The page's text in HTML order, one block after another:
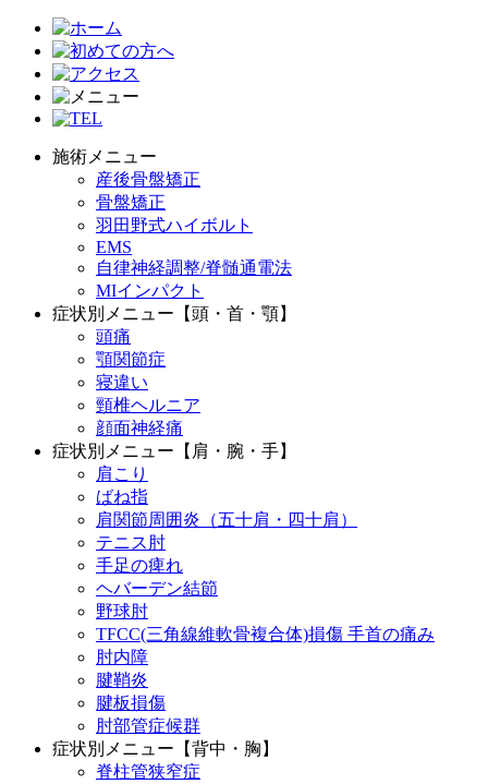
施術メニュー
産後骨盤矯正
骨盤矯正
羽田野式ハイボルト
EMS
自律神経調整/脊髄通電法
MIインパクト
症状別メニュー【頭・首・顎】
頭痛
顎関節症
寝違い
頸椎ヘルニア
顔面神経痛
症状別メニュー【肩・腕・手】
肩こり
ばね指
肩関節周囲炎（五十肩・四十肩）
テニス肘
手足の痺れ
ヘバーデン結節
野球肘
TFCC(三角線維軟骨複合体)損傷 手首の痛み
肘内障
腱鞘炎
腱板損傷
肘部管症候群
症状別メニュー【背中・胸】
脊柱管狭窄症